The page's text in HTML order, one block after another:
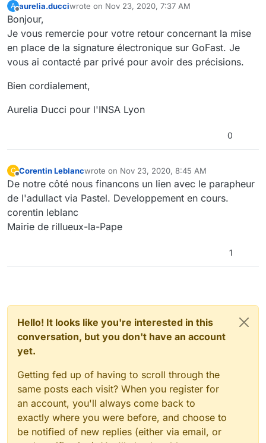
A
Offline
aurelia.ducciwrote on Nov 23, 2020, 7:37 AM
last edited by
Bonjour,
Je vous remercie pour votre retour concernant la mise
en place de la signature électronique sur GoFast. Je
vous ai contacté par privé pour avoir des précisions.
Bien cordialement,
Aurelia Ducci pour l'INSA Lyon
0
C
Offline
Corentin Leblancwrote on Nov 23, 2020, 8:45 AM
last edited by
De notre côté nous financons un lien avec le parapheur
de l'adullact via Pastel. Developpement en cours.
corentin leblanc
Mairie de rillueux-la-Pape
1
Hello! It looks like you're interested in this
conversation, but you don't have an account
yet.
Getting fed up of having to scroll through the
same posts each visit? When you register for
an account, you'll always come back to
exactly where you were before, and choose to
be notified of new replies (either via email, or